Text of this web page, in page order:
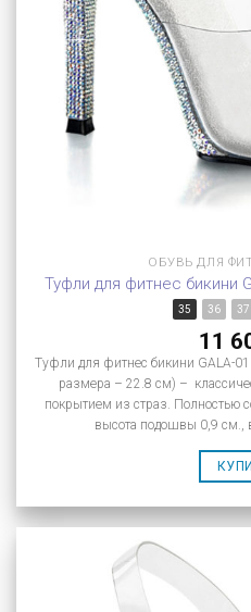
ОБУВЬ ДЛЯ
Туфли для фитнес бикини
35 36 37
11
Туфли для фитнес бикини GALA-
размера – 22.8 см) –
покрытием из страз. Полностью
высота подошвы 0,9 см.,